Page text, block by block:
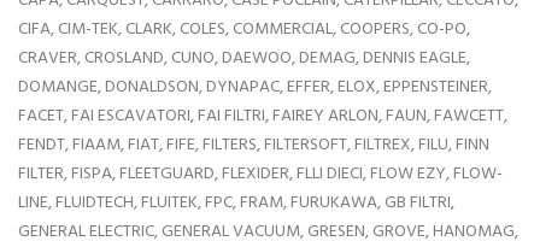
CIFA, CIM-TEK, CLARK, COLES, COMMERCIAL, COOPERS, CO-PO,
CRAVER, CROSLAND, CUNO, DAEWOO, DEMAG, DENNIS EAGLE,
DOMANGE, DONALDSON, DYNAPAC, EFFER, ELOX, EPPENSTEINER,
FACET, FAI ESCAVATORI, FAI FILTRI, FAIREY ARLON, FAUN, FAWCETT,
FENDT, FIAAM, FIAT, FIFE, FILTERS, FILTERSOFT, FILTREX, FILU, FINN
FILTER, FISPA, FLEETGUARD, FLEXIDER, FLLI DIECI, FLOW EZY, FLOW-
LINE, FLUIDTECH, FLUITEK, FPC, FRAM, FURUKAWA, GB FILTRI,
GENERAL ELECTRIC, GENERAL VACUUM, GRESEN, GROVE, HANOMAG,